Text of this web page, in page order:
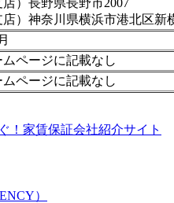
店）神奈川県横浜市港北区新
ページに記載なし
ページに記載なし
！家賃保証会社紹介サイト
）